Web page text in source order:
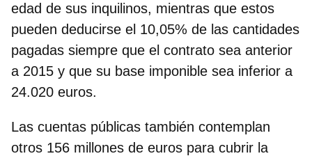
edad de sus inquilinos, mientras que estos
pueden deducirse el 10,05% de las cantidades
pagadas siempre que el contrato sea anterior
a 2015 y que su base imponible sea inferior a
24.020 euros.
Las cuentas públicas también contemplan
otros 156 millones de euros para cubrir la